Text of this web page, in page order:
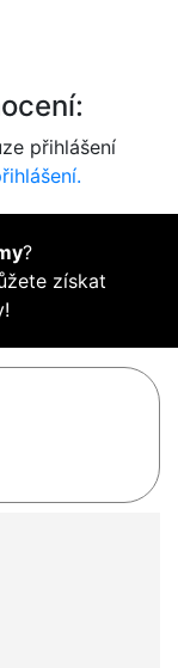
přihlášení
?
získat